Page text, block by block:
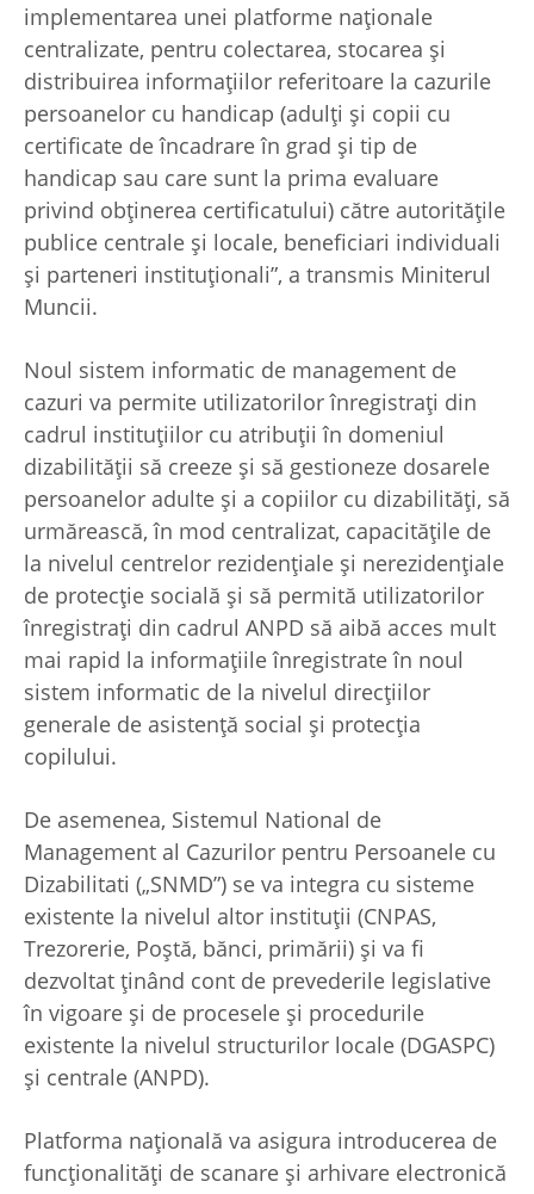
implementarea unei platforme naţionale
centralizate, pentru colectarea, stocarea şi
distribuirea informaţiilor referitoare la cazurile
persoanelor cu handicap (adulţi şi copii cu
certificate de încadrare în grad şi tip de
handicap sau care sunt la prima evaluare
privind obţinerea certificatului) către autorităţile
publice centrale şi locale, beneficiari individuali
şi parteneri instituţionali”, a transmis Miniterul
Muncii.
Noul sistem informatic de management de
cazuri va permite utilizatorilor înregistraţi din
cadrul instituţiilor cu atribuţii în domeniul
dizabilităţii să creeze şi să gestioneze dosarele
persoanelor adulte şi a copiilor cu dizabilităţi, să
urmărească, în mod centralizat, capacităţile de
la nivelul centrelor rezidenţiale şi nerezidenţiale
de protecţie socială şi să permită utilizatorilor
înregistraţi din cadrul ANPD să aibă acces mult
mai rapid la informaţiile înregistrate în noul
sistem informatic de la nivelul direcţiilor
generale de asistenţă social şi protecţia
copilului.
De asemenea, Sistemul National de
Management al Cazurilor pentru Persoanele cu
Dizabilitati („SNMD”) se va integra cu sisteme
existente la nivelul altor instituţii (CNPAS,
Trezorerie, Poştă, bănci, primării) şi va fi
dezvoltat ţinând cont de prevederile legislative
în vigoare şi de procesele şi procedurile
existente la nivelul structurilor locale (DGASPC)
şi centrale (ANPD).
Platforma naţională va asigura introducerea de
funcţionalităţi de scanare şi arhivare electronică